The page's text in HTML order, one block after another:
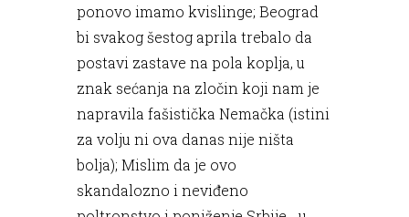
ponovo imamo kvislinge; Beograd
bi svakog šestog aprila trebalo da
postavi zastave na pola koplja, u
znak sećanja na zločin koji nam je
napravila fašistička Nemačka (istini
za volju ni ova danas nije ništa
bolja); Mislim da je ovo
skandalozno i neviđeno